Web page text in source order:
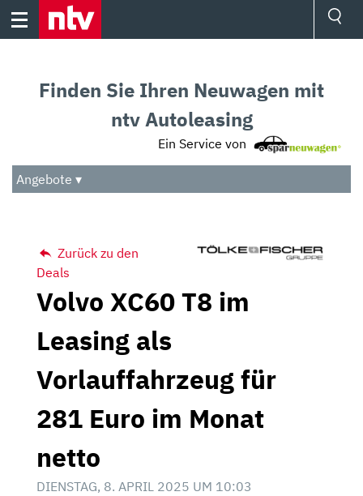
Skip
Audio
Das Beste
Finden Sie Ihren Neuwagen mit
ntv Autoleasing
Ein Service von
Angebote ▾
Zurück zu den
Deals
Volvo XC60 T8 im
Leasing als
Vorlauffahrzeug für
281 Euro im Monat
netto
DIENSTAG, 8. APRIL 2025 UM 10:03